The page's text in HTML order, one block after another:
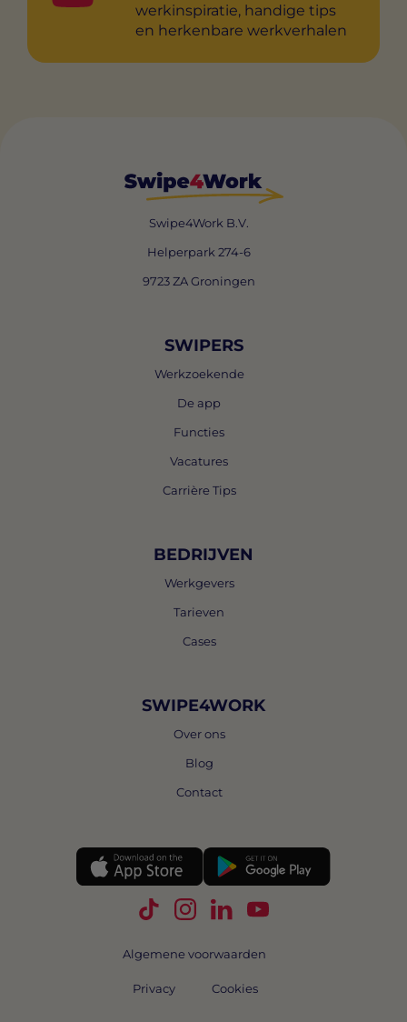
werkinspiratie, handige tips
en herkenbare werkverhalen
Swipe4Work B.V.
Helperpark 274-6
9723 ZA Groningen
SWIPERS
Werkzoekende
De app
Functies
Vacatures
Carrière Tips
BEDRIJVEN
Werkgevers
Tarieven
Cases
SWIPE4WORK
Over ons
Blog
Contact
Volg Swipe4Work op TikTok
Volg Swipe4Work op
Volg Swipe4Work op
Volg Swipe4Work
Algemene voorwaarden
Privacy Cookies